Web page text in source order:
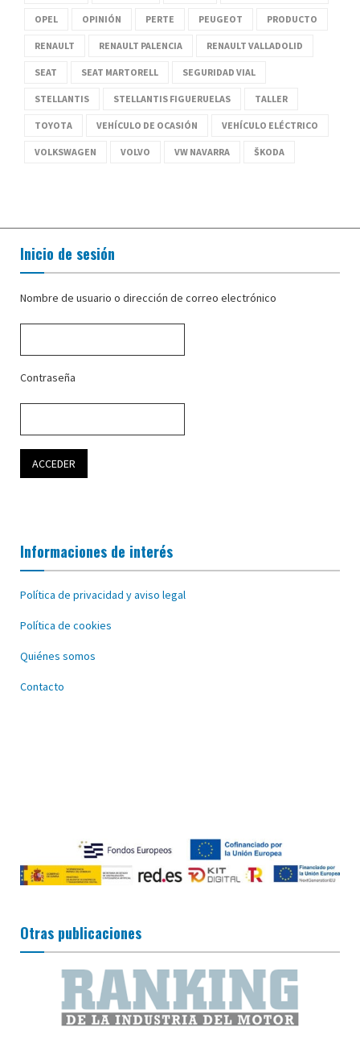
OPEL OPINIÓN PERTE PEUGEOT PRODUCTO
RENAULT RENAULT PALENCIA RENAULT VALLADOLID
SEAT SEAT MARTORELL SEGURIDAD VIAL
STELLANTIS STELLANTIS FIGUERUELAS TALLER
TOYOTA VEHÍCULO DE OCASIÓN VEHÍCULO ELÉCTRICO
VOLKSWAGEN VOLVO VW NAVARRA ŠKODA
Inicio de sesión
Nombre de usuario o dirección de correo electrónico
Contraseña
Informaciones de interés
Política de privacidad y aviso legal
Política de cookies
Quiénes somos
Contacto
Otras publicaciones